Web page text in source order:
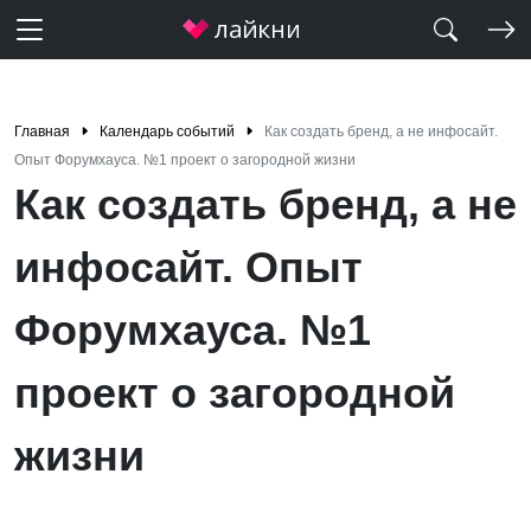
Главная Календарь событий
Как создать бренд, а не инфосайт.
Опыт Форумхауса. №1 проект о загородной жизни
Как создать бренд, а не
инфосайт. Опыт
Форумхауса. №1
проект о загородной
жизни